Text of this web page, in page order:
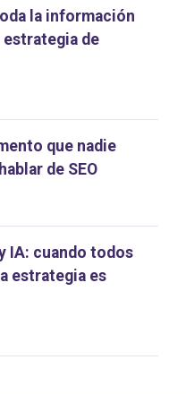
la información
estrategia de
que nadie
de SEO
IA: cuando todos
estrategia es